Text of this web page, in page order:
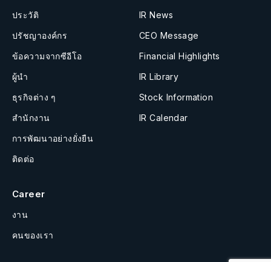
ประวัติ
ปรัชญาองค์กร
ข้อความจากซีอีโอ
ผู้นำ
ธุรกิจต่าง ๆ
สำนักงาน
การพัฒนาอย่างยั่งยืน
ติดต่อ
IR News
CEO Message
Financial Highlights
IR Library
Stock Information
IR Calendar
Career
งาน
คนของเรา